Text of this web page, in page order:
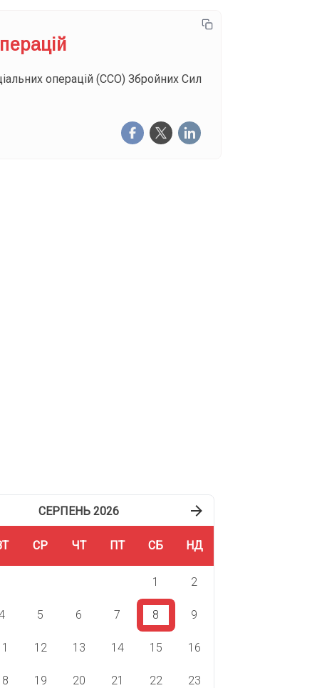
операцій (ССО) Збройних Сил
СЕРПЕНЬ 2026
СР ЧТ ПТ СБ НД
1 2
5 6 7 8 9
12 13 14 15 16
19 20 21 22 23